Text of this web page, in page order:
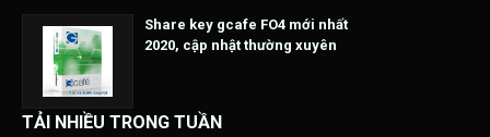
Share key gcafe FO4 mới nhất
2020, cập nhật thường xuyên
TẢI NHIỀU TRONG TUẦN